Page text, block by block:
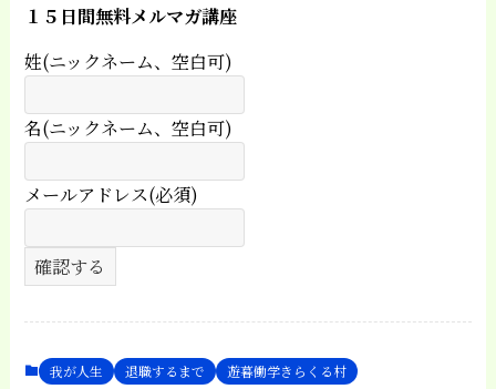
１５日間無料メルマガ講座
姓(ニックネーム、空白可)
名(ニックネーム、空白可)
メールアドレス(必須)
我が人生 退職するまで 遊暮働学きらくる村